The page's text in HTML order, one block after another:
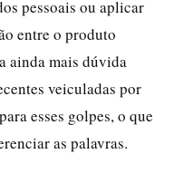
pessoais ou aplicar
entre o produto
ainda mais dúvida
veiculadas por
esses golpes, o que
as palavras.